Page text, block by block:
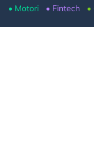
• Motori • Fintech •